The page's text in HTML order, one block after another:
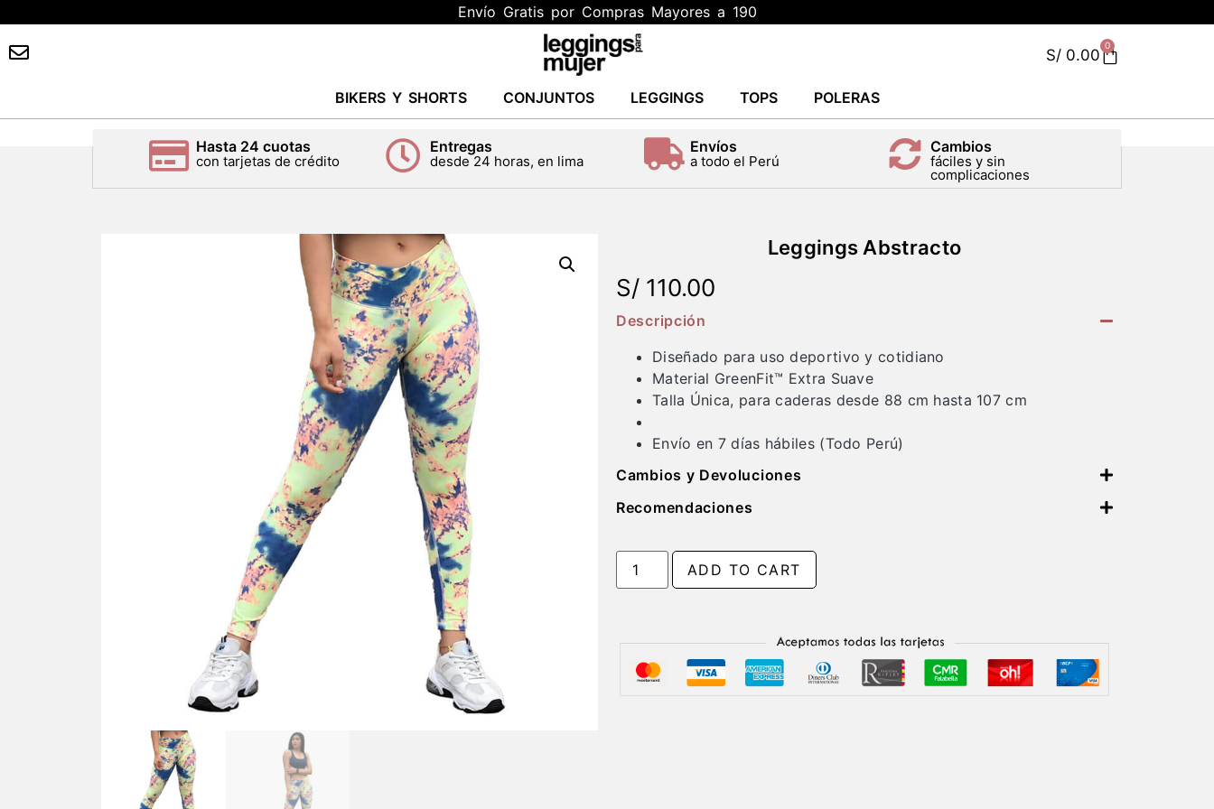
Envío Gratis por Compras Mayores a 190
S/ 0.00
0
BIKERS Y SHORTS CONJUNTOS LEGGINGS TOPS POLERAS
Hasta 24 cuotas
con tarjetas de crédito
Entregas
desde 24 horas, en lima
Envíos
a todo el Perú
Cambios
fáciles y sin
complicaciones
Leggings Abstracto
S/ 110.00
Descripción
Diseñado para uso deportivo y cotidiano
Material GreenFit™ Extra Suave
Talla Única, para caderas desde 88 cm hasta 107 cm
Envío en 7 días hábiles (Todo Perú)
Cambios y Devoluciones
Recomendaciones
ADD TO CART